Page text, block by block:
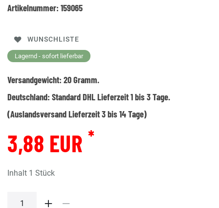
Artikelnummer: 159065
WUNSCHLISTE
Lagernd - sofort lieferbar
Versandgewicht: 20Gramm.
Deutschland: Standard DHL Lieferzeit 1 bis 3 Tage.
(Auslandsversand Lieferzeit 3 bis 14 Tage)
3,88 EUR *
Inhalt 1 Stück